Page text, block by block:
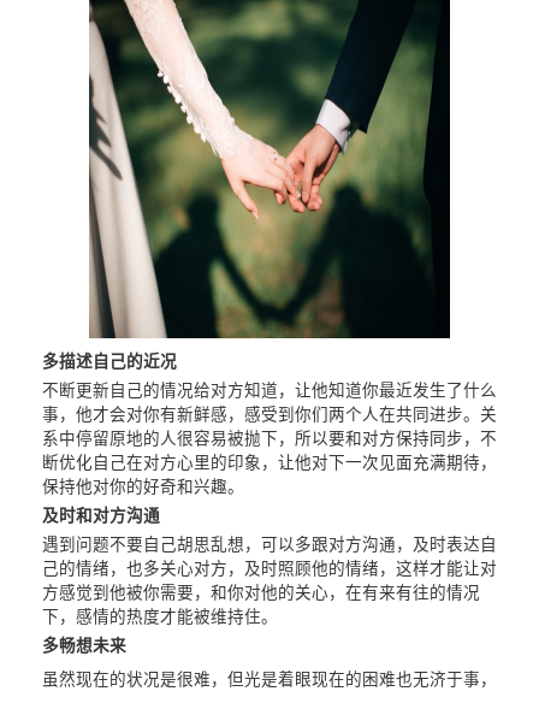
多描述自己的近况
不断更新自己的情况给对方知道，让他知道你最近发生了什么
事，他才会对你有新鲜感，感受到你们两个人在共同进步。关
系中停留原地的人很容易被抛下，所以要和对方保持同步，不
断优化自己在对方心里的印象，让他对下一次见面充满期待，
保持他对你的好奇和兴趣。
及时和对方沟通
遇到问题不要自己胡思乱想，可以多跟对方沟通，及时表达自
己的情绪，也多关心对方，及时照顾他的情绪，这样才能让对
方感觉到他被你需要，和你对他的关心，在有来有往的情况
下，感情的热度才能被维持住。
多畅想未来
虽然现在的状况是很难，但光是着眼现在的困难也无济于事，